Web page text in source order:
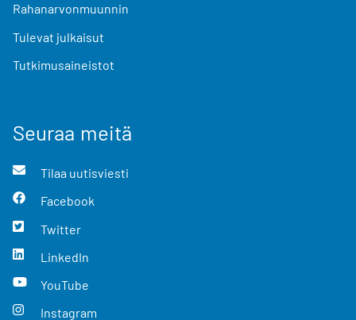
Rahanarvonmuunnin
Tulevat julkaisut
Tutkimusaineistot
Seuraa meitä
Tilaa uutisviesti
Facebook
Twitter
LinkedIn
YouTube
Instagram